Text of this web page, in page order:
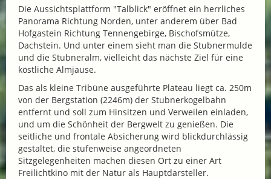
Die Aussichtsplattform "Talblick" eröffnet ein herrliches
Panorama Richtung Norden, unter anderem über Bad
Hofgastein Richtung Tennengebirge, Bischofsmütze,
Dachstein. Und unter einem sieht man die Stubnermulde
und die Stubneralm, vielleicht das nächste Ziel für eine
köstliche Almjause.
Das als kleine Tribüne ausgeführte Plateau liegt ca. 250m
von der Bergstation (2246m) der Stubnerkogelbahn
entfernt und soll zum Hinsitzen und Verweilen einladen,
und um die Schönheit der Bergwelt zu genießen. Die
seitliche und frontale Absicherung wird blickdurchlässig
gestaltet, die stufenweise angeordneten
Sitzgelegenheiten machen diesen Ort zu einer Art
Freilichtkino mit der Natur als Hauptdarsteller.